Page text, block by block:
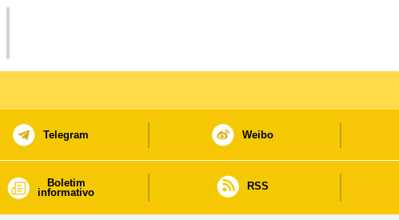
Telegram Weibo
Boletim
informativo
RSS